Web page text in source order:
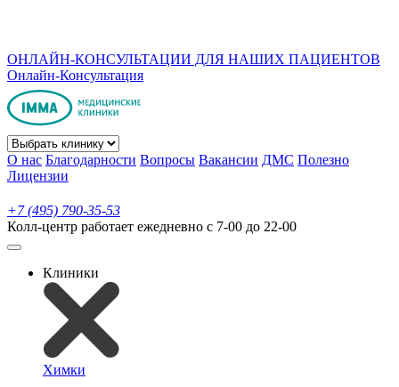
ОНЛАЙН-КОНСУЛЬТАЦИИ ДЛЯ НАШИХ ПАЦИЕНТОВ
Онлайн-Консультация
О нас Благодарности Вопросы Вакансии ДМС Полезно
Лицензии
+7 (495) 790-35-53
Колл-центр работает ежедневно с 7-00 до 22-00
Клиники
Химки